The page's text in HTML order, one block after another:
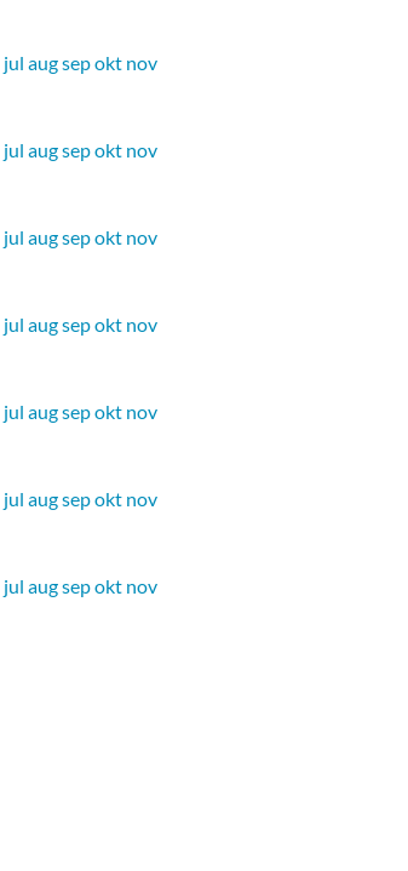
jul augsepokt nov
jul augsepokt nov
jul augsepokt nov
jul augsepokt nov
jul augsepokt nov
jul augsepokt nov
jul augsepokt nov